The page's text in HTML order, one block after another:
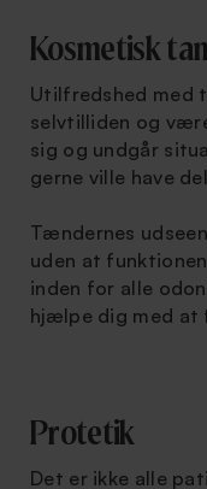
Kosmetisk
Utilfredshed med
selvtilliden og
sig og undgår
gerne ville have
Tændernes
uden at
inden for alle
hjælpe dig med at
Protetik
Det er ikke alle